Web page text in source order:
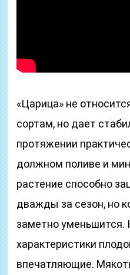
«Царица» не
сортам, но дает
протяжении
должном поливе и
растение способно
дважды за сезон, но
заметно уменьшится.
характеристики
впечатляющие.